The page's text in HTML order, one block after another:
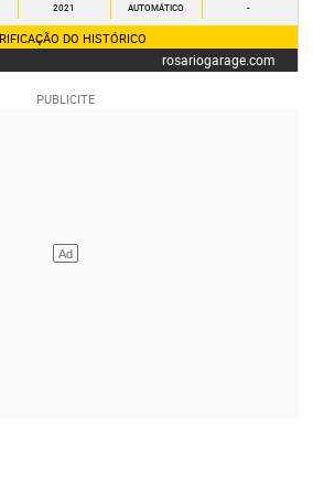
2021 AUTOMÁTICO -
DO HISTÓRICO
rosariogarage.com